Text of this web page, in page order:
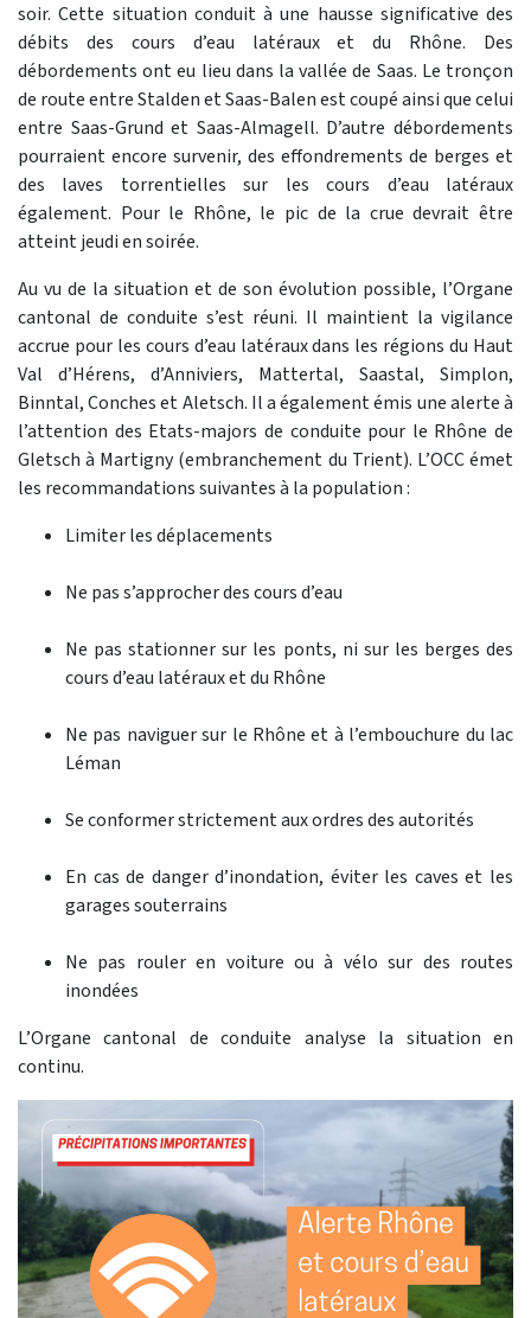
soir. Cette situation conduit à une hausse significative des
débits des cours d’eau latéraux et du Rhône. Des
débordements ont eu lieu dans la vallée de Saas. Le tronçon
de route entre Stalden et Saas-Balen est coupé ainsi que celui
entre Saas-Grund et Saas-Almagell. D’autre débordements
pourraient encore survenir, des effondrements de berges et
des laves torrentielles sur les cours d’eau latéraux
également. Pour le Rhône, le pic de la crue devrait être
atteint jeudi en soirée.
Au vu de la situation et de son évolution possible, l’Organe
cantonal de conduite s’est réuni. Il maintient la vigilance
accrue pour les cours d’eau latéraux dans les régions du Haut
Val d’Hérens, d’Anniviers, Mattertal, Saastal, Simplon,
Binntal, Conches et Aletsch. Il a également émis une alerte à
l’attention des Etats-majors de conduite pour le Rhône de
Gletsch à Martigny (embranchement du Trient). L’OCC émet
les recommandations suivantes à la population :
Limiter les déplacements
Ne pas s’approcher des cours d’eau
Ne pas stationner sur les ponts, ni sur les berges des
cours d’eau latéraux et du Rhône
Ne pas naviguer sur le Rhône et à l’embouchure du lac
Léman
Se conformer strictement aux ordres des autorités
En cas de danger d’inondation, éviter les caves et les
garages souterrains
Ne pas rouler en voiture ou à vélo sur des routes
inondées
L’Organe cantonal de conduite analyse la situation en
continu.